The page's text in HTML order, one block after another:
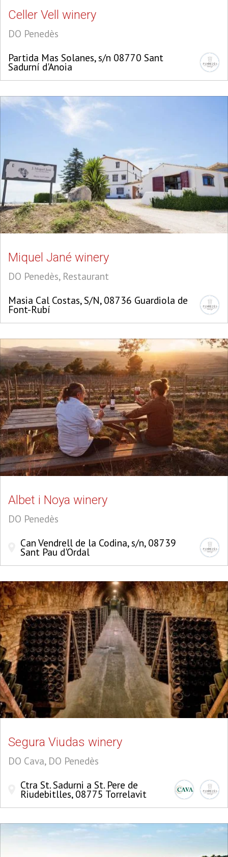
Celler Vell winery
DO Penedès
Partida Mas Solanes, s/n 08770 Sant
Sadurní d'Anoia
Miquel Jané winery
DO Penedès, Restaurant
Masia Cal Costas, S/N, 08736 Guardiola de
Font-Rubí
Albet i Noya winery
DO Penedès
Can Vendrell de la Codina, s/n, 08739
Sant Pau d'Ordal
Segura Viudas winery
DO Cava, DO Penedès
Ctra St. Sadurni a St. Pere de
Riudebitlles, 08775 Torrelavit